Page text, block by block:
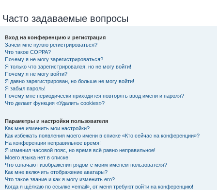
Часто задаваемые вопросы
Вход на конференцию и регистрация
Зачем мне нужно регистрироваться?
Что такое COPPA?
Почему я не могу зарегистрироваться?
Я только что зарегистрировался, но не могу войти!
Почему я не могу войти?
Я давно зарегистрирован, но больше не могу войти!
Я забыл пароль!
Почему мне периодически приходится повторять ввод имени и пароля?
Что делает функция «Удалить cookies»?
Параметры и настройки пользователя
Как мне изменить мои настройки?
Как избежать появления моего имени в списке «Кто сейчас на конференции»?
На конференции неправильное время!
Я изменил часовой пояс, но время всё равно неправильное!
Моего языка нет в списке!
Что означают изображения рядом с моим именем пользователя?
Как мне включить отображение аватары?
Что такое звание и как я могу изменить его?
Когда я щёлкаю по ссылке «email», от меня требуют войти на конференцию!